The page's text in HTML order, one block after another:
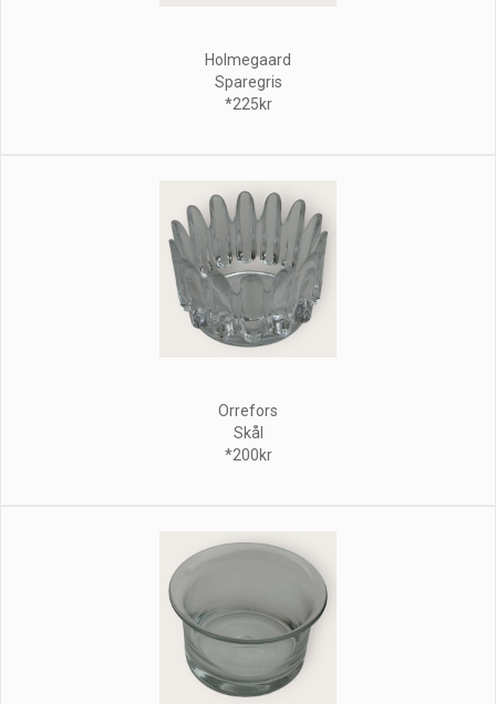
Holmegaard
Sparegris
*225kr
Orrefors
Skål
*200kr